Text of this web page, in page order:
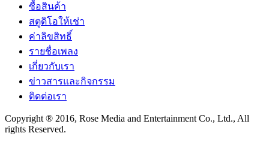
ซื้อสินค้า
สตูดิโอให้เช่า
ค่าลิขสิทธิ์
รายชื่อเพลง
เกี่ยวกับเรา
ข่าวสารและกิจกรรม
ติดต่อเรา
Copyright ® 2016, Rose Media and Entertainment Co., Ltd., All
rights Reserved.